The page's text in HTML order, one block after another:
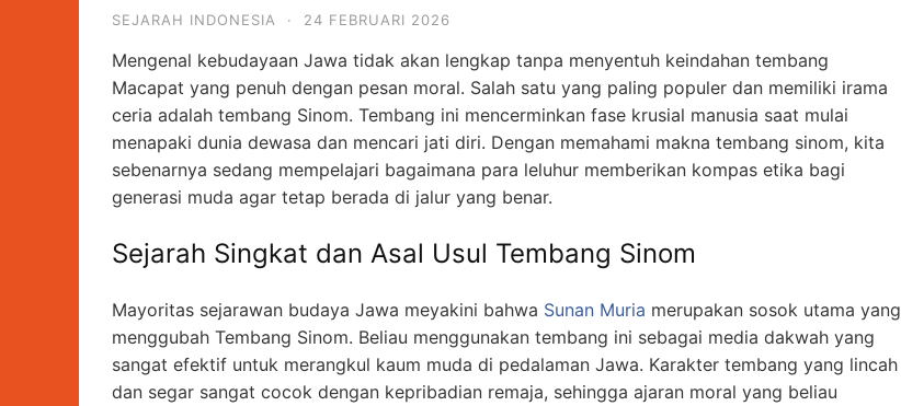
SEJARAH INDONESIA · 24 FEBRUARI 2026
Mengenal kebudayaan Jawa tidak akan lengkap tanpa menyentuh keindahan tembang
Macapat yang penuh dengan pesan moral. Salah satu yang paling populer dan memiliki irama
ceria adalah tembang Sinom. Tembang ini mencerminkan fase krusial manusia saat mulai
menapaki dunia dewasa dan mencari jati diri. Dengan memahami makna tembang sinom, kita
sebenarnya sedang mempelajari bagaimana para leluhur memberikan kompas etika bagi
generasi muda agar tetap berada di jalur yang benar.
Sejarah Singkat dan Asal Usul Tembang Sinom
Mayoritas sejarawan budaya Jawa meyakini bahwa Sunan Muria merupakan sosok utama yang
menggubah Tembang Sinom. Beliau menggunakan tembang ini sebagai media dakwah yang
sangat efektif untuk merangkul kaum muda di pedalaman Jawa. Karakter tembang yang lincah
dan segar sangat cocok dengan kepribadian remaja, sehingga ajaran moral yang beliau